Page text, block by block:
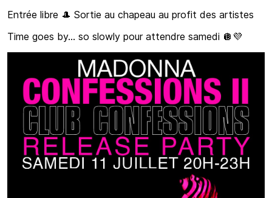
Entrée libre 🎩 Sortie au chapeau au profit des artistes
Time goes by… so slowly pour attendre samedi 🪩💜